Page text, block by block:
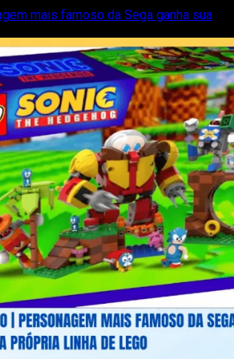
mais famoso da Sega ganha sua